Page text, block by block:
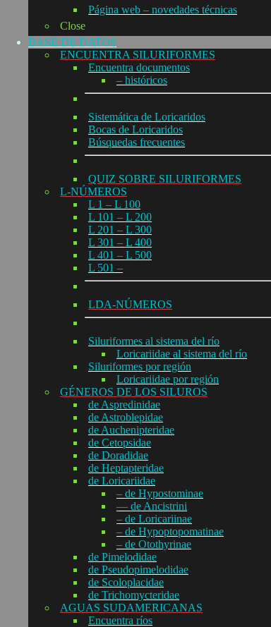
Página web – novedades técnicas
Close
BASE DE DATOS
ENCUENTRA SILURIFORMES
Encuentra documentos
– históricos
Sistemática de Loricaridos
Bocas de Loricaridos
Búsquedas frecuentes
QUIZ SOBRE SILURIFORMES
L-NÚMEROS
L 1 – L 100
L 101 – L 200
L 201 – L 300
L 301 – L 400
L 401 – L 500
L 501 –
LDA-NÚMEROS
Siluriformes al sistema del río
Loricariidae al sistema del río
Siluriformes por región
Loricariidae por región
GÉNEROS DE LOS SILUROS
de Aspredinidae
de Astroblepidae
de Auchenipteridae
de Cetopsidae
de Doradidae
de Heptapteridae
de Loricariidae
– de Hypostominae
— de Ancistrini
– de Loricariinae
– de Hypoptopomatinae
– de Otothyrinae
de Pimelodidae
de Pseudopimelodidae
de Scoloplacidae
de Trichomycteridae
AGUAS SUDAMERICANAS
Encuentra ríos